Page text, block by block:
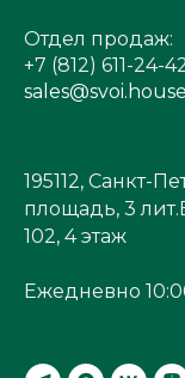
Отдел продаж:
+7 (812) 611-24-
sales@svoi.house
195112, Санкт-
площадь, 3
102, 4 этаж
Ежедневно